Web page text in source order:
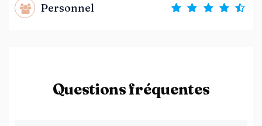
Personnel
Questions fréquentes